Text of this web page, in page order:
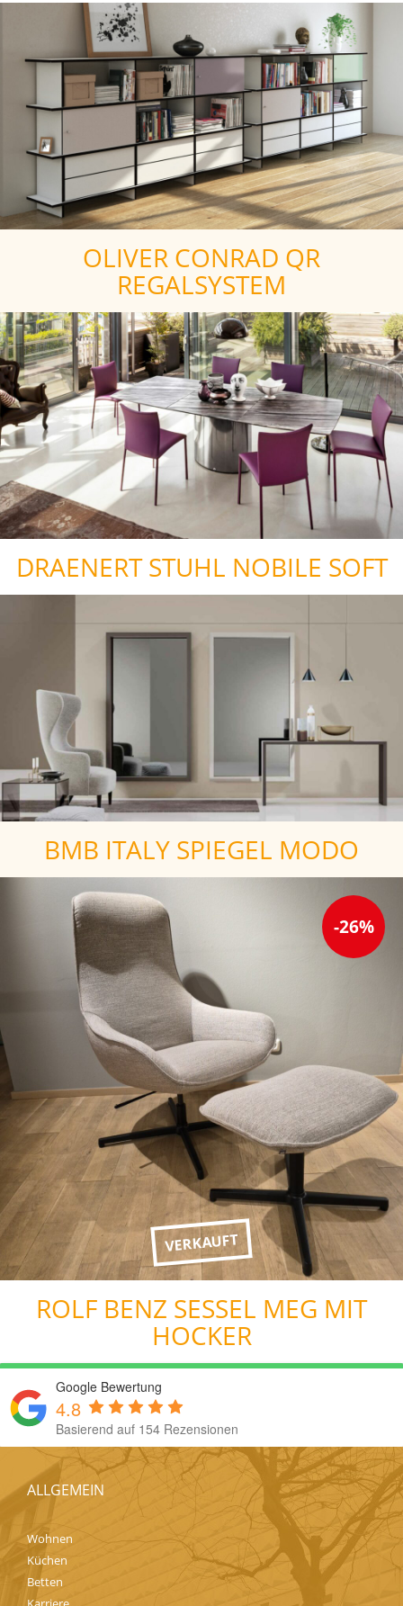
OLIVER CONRAD QR
REGALSYSTEM
DRAENERT STUHL NOBILE SOFT
BMB ITALY SPIEGEL MODO
-26%
VERKAUFT
ROLF BENZ SESSEL MEG MIT
HOCKER
Google Bewertung
4.8
Basierend auf 154 Rezensionen
ALLGEMEIN
Wohnen
Küchen
Betten